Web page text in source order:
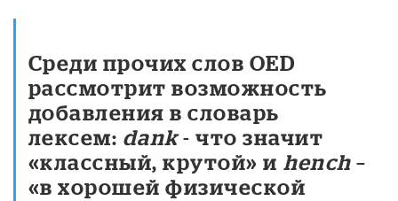
Среди прочих слов OED
рассмотрит возможность
добавления в словарь
лексем: dank- что значит
«классный, крутой» и hench –
«в хорошей физической